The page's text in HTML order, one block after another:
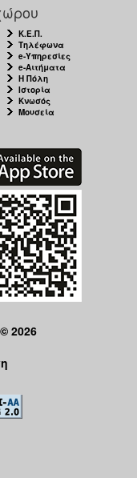
Κ.Ε.Π.
Τηλέφωνα
e-Υπηρεσίες
e-Αιτήματα
Η Πόλη
Ιστορία
Κνωσός
Μουσεία
2026